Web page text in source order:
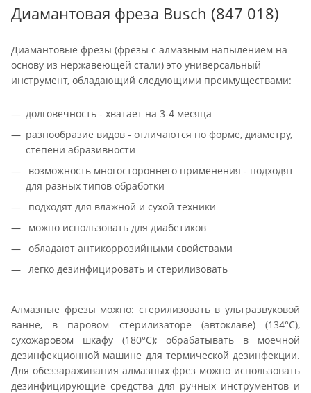
Диамантовая фреза Busch (847 018)
Диамантовые фрезы (фрезы с алмазным напылением на
основу из нержавеющей стали) это универсальный
инструмент, обладающий следующими преимуществами:
долговечность - хватает на 3-4 месяца
разнообразие видов - отличаются по форме, диаметру,
степени абразивности
возможность многостороннего применения - подходят
для разных типов обработки
подходят для влажной и сухой техники
можно использовать для диабетиков
обладают антикоррозийными свойствами
легко дезинфицировать и стерилизовать
Алмазные фрезы можно: стерилизовать в ультразвуковой
ванне, в паровом стерилизаторе (автоклаве) (134°С),
сухожаровом шкафу (180°С); обрабатывать в моечной
дезинфекционной машине для термической дезинфекции.
Для обеззараживания алмазных фрез можно использовать
дезинфицирующие средства для ручных инструментов и